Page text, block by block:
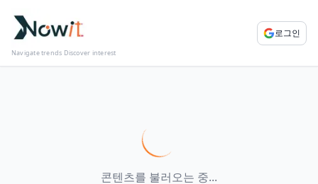
Navigate trends Discover interest
로그인
콘텐츠를 불러오는 중...